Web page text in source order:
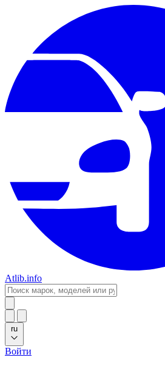
Atlib.info
ru
Войти